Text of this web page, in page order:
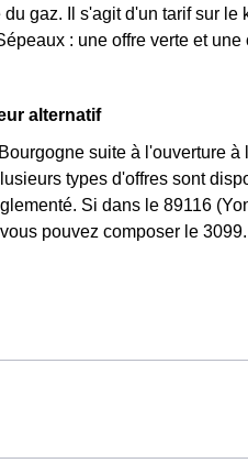
gaz. Il s'agit d'un tarif sur
: une offre verte et une
alternatif
suite à l'ouverture
types d'offres sont
Si dans le 89116
pouvez composer le 3099.